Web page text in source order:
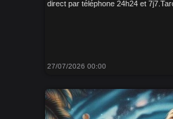
direct par téléphone 24h24 et
27/07/2026 00:00